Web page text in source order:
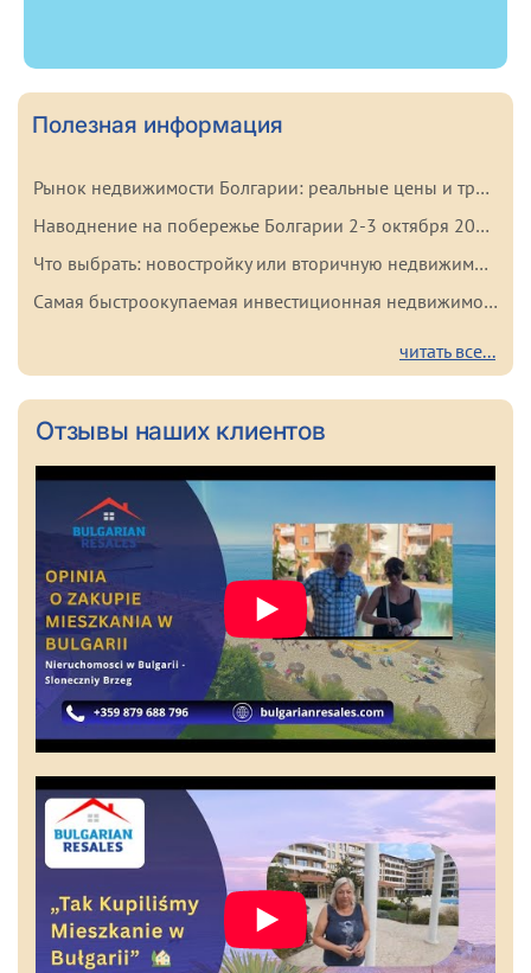
Полезная информация
Рынок недвижимости Болгарии: реальные цены и тренды начала 2026 года
Наводнение на побережье Болгарии 2-3 октября 2025: важные факты для покупателей
Что выбрать: новостройку или вторичную недвижимость в Болгарии? Плюсы и минусы каждого варианта
Самая быстроокупаемая инвестиционная недвижимость в Болгарии
читать все...
Отзывы наших клиентов